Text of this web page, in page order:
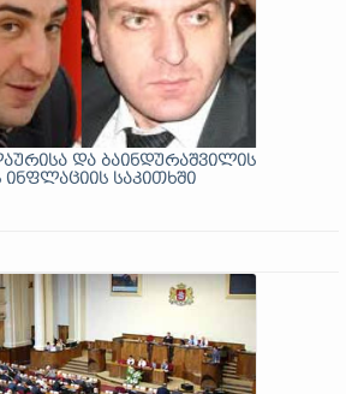
და ბაინდურაშვილის
ინფლაციის საკითხში